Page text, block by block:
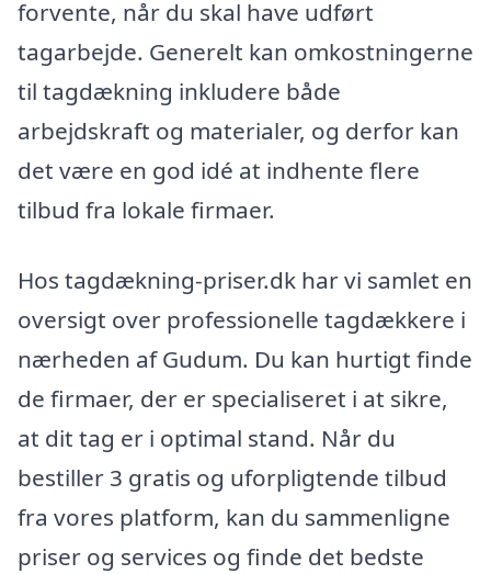
forvente, når du skal have udført
tagarbejde. Generelt kan omkostningerne
til tagdækning inkludere både
arbejdskraft og materialer, og derfor kan
det være en god idé at indhente flere
tilbud fra lokale firmaer.
Hos tagdækning-priser.dk har vi samlet en
oversigt over professionelle tagdækkere i
nærheden af Gudum. Du kan hurtigt finde
de firmaer, der er specialiseret i at sikre,
at dit tag er i optimal stand. Når du
bestiller 3 gratis og uforpligtende tilbud
fra vores platform, kan du sammenligne
priser og services og finde det bedste